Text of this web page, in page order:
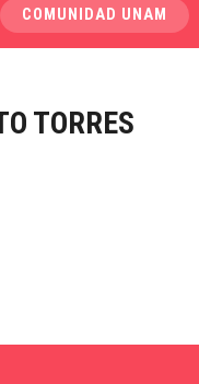
COMUNIDAD UNAM
TORRES